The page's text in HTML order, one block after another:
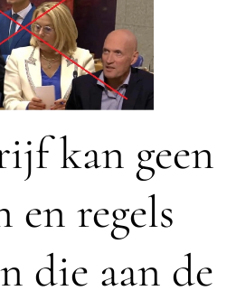
kan geen
en regels
die aan de